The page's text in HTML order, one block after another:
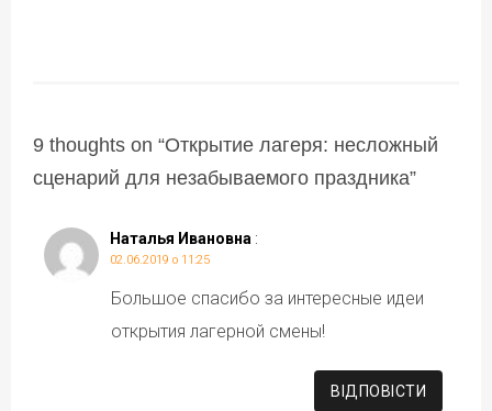
9 thoughts on “Открытие лагеря: несложный
сценарий для незабываемого праздника”
Наталья Ивановна :
02.06.2019 о 11:25
Большое спасибо за интересные идеи
открытия лагерной смены!
ВІДПОВІCТИ